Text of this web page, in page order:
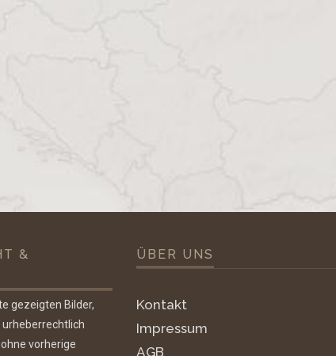
&
gezeigten Bilder,
urheberrechtlich
vorherige
ÜBER UNS
Kontakt
Impressum
AGB